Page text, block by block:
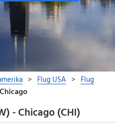
- Chicago (CHI)